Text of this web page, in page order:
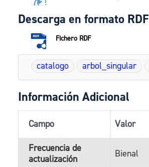
Descarga en formato RDF
Fichero RDF
catalogo arbol_singular
Información Adicional
Campo Valor
Frecuencia de
actualización
Bienal